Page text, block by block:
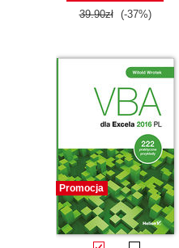
39.90zł (-37%)
Promocja